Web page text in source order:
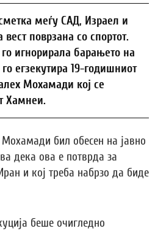
меѓу САД, Израел и
поврзана со спортот.
игнорирала барањето на
егзекутира 19-годишниот
Мохамади кој се
Хамнеи.
бил обесен на јавно
дека ова е потврда за
и кој треба набрзо да биде
беше очигледно